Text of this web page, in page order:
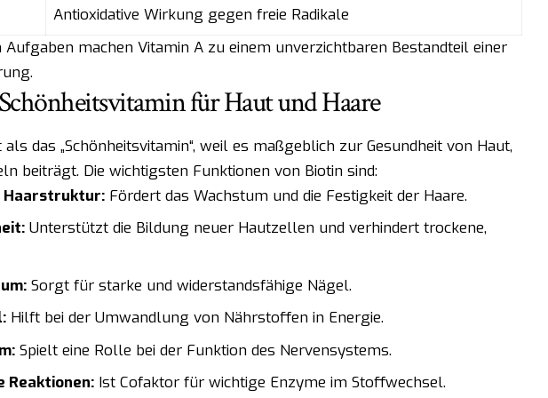
Antioxidative Wirkung gegen freie Radikale
Aufgaben machen Vitamin A zu einem unverzichtbaren Bestandteil einer
für Haut und Haare
das „Schönheitsvitamin“, weil es maßgeblich zur Gesundheit von Haut,
beiträgt. Die wichtigsten Funktionen von Biotin sind:
Haarstruktur:Fördert das Wachstum und die Festigkeit der Haare.
Unterstützt die Bildung neuer Hautzellen und verhindert trockene,
Sorgt für starke und widerstandsfähige Nägel.
Hilft bei der Umwandlung von Nährstoffen in Energie.
Spielt eine Rolle bei der Funktion des Nervensystems.
Reaktionen:Ist Cofaktor für wichtige Enzyme im Stoffwechsel.